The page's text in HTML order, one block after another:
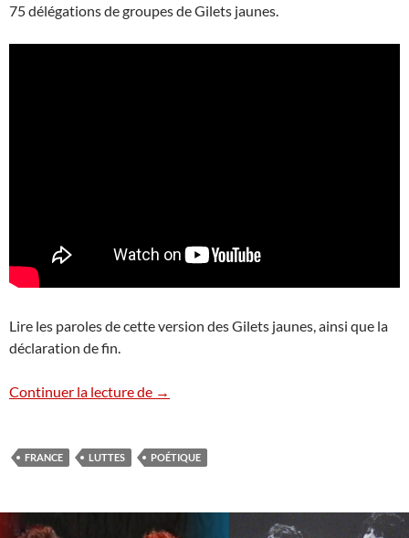
75 délégations de groupes de Gilets jaunes.
Lire les paroles de cette version des Gilets jaunes, ainsi que la
déclaration de fin.
Continuer la lecture de Le chant des partisans version Gilets
→
FRANCE LUTTES POÉTIQUE